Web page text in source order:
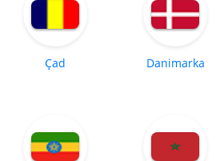
Çad Danimarka